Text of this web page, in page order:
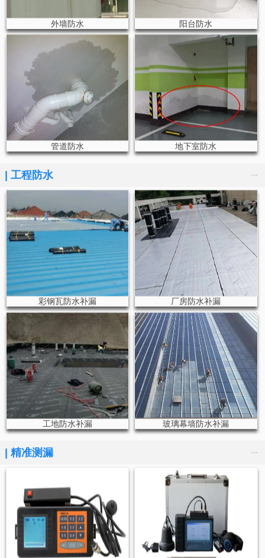
外墙防水 阳台防水
管道防水 地下室防水
...
工程防水
彩钢瓦防水补漏 厂房防水补漏
工地防水补漏 玻璃幕墙防水补漏
...
精准测漏